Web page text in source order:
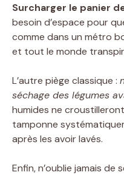
Surcharger le panier
besoin d’espace pour
comme dans un métro
et tout le monde
L’autre piège classique :
séchage des légumes
humides ne
tamponne
après les avoir lavés.
Enfin, n’oublie jamais de